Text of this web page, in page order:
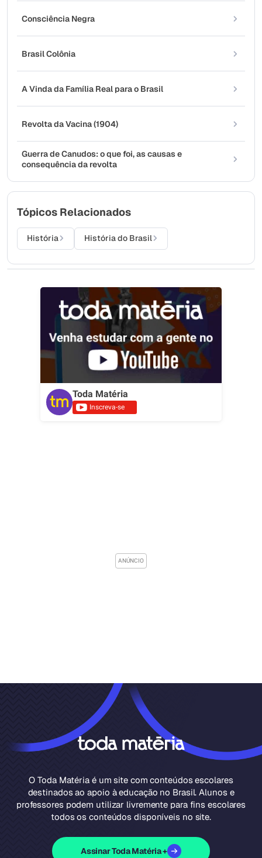
Consciência Negra
Brasil Colônia
A Vinda da Família Real para o Brasil
Revolta da Vacina (1904)
Guerra de Canudos: o que foi, as causas e
consequência da revolta
Tópicos Relacionados
História História do Brasil
Toda Matéria
Inscreva-se
O Toda Matéria é um site com conteúdos escolares
destinados ao apoio à educação no Brasil. Alunos e
professores podem utilizar livremente para fins escolares
todos os conteúdos disponíveis no site.
Assinar Toda Matéria +